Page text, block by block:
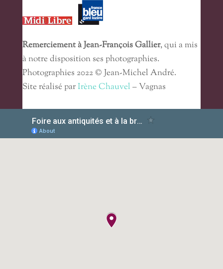
Remerciement àJean-François Gallier, qui a mis
à notre disposition ses photographies.
Photographies 2022 © Jean-Michel André.
Site réalisé parIrène Chauvel– Vagnas